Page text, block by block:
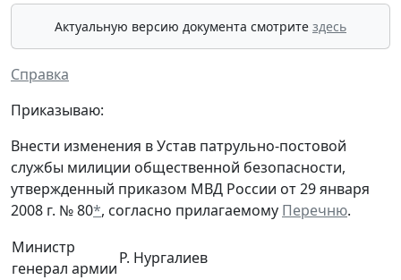
Актуальную версию документа смотрите здесь
Справка
Приказываю:
Внести изменения в Устав патрульно-постовой
службы милиции общественной безопасности,
утвержденный приказом МВД России от 29 января
2008 г. № 80*, согласно прилагаемому Перечню.
Министр
генерал армии
Р. Нургалиев